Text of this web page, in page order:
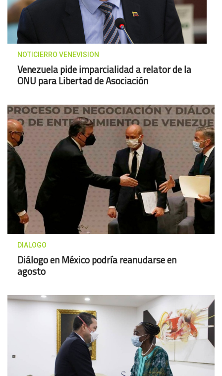
NOTICIERRO VENEVISION
Venezuela pide imparcialidad a relator de la
ONU para Libertad de Asociación
DIALOGO
Diálogo en México podría reanudarse en
agosto